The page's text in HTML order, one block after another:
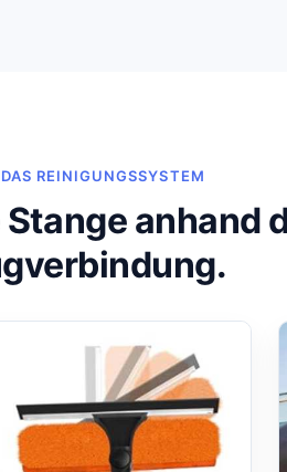
REINIGUNGSSYSTEM
anhand